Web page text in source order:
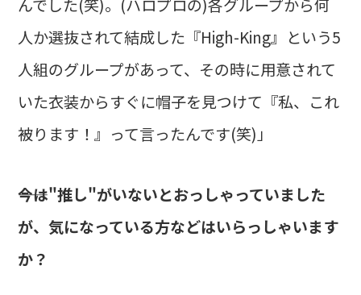
人か選抜されて結成した『High-King』という5
人組のグループがあって、その時に用意されて
いた衣装からすぐに帽子を見つけて『私、これ
被ります！』って言ったんです(笑)」
――今は"推し"がいないとおっしゃっていました
が、気になっている方などはいらっしゃいます
か？